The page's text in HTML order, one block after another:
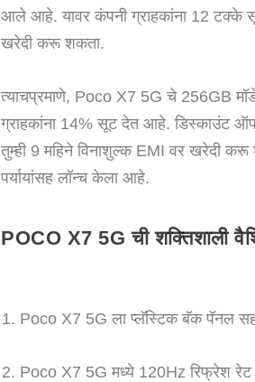
आले आहे. यावर कंपनी ग्राहकांना 12 टक्के
खरेदी करू शकता.
त्याचप्रमाणे, Poco X7 5G चे 256GB
ग्राहकांना 14% सूट देत आहे. डिस्काउंट ऑफ
तुम्ही 9 महिने विनाशुल्क EMI वर खरेदी करू
पर्यायांसह लॉन्च केला आहे.
POCO X7 5G ची शक्तिशाली
Poco X7 5G ला प्लॅस्टिक बॅक पॅनल
Poco X7 5G मध्ये 120Hz रिफ्रेश रेट